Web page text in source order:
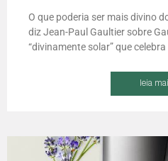
O que poderia ser mais divino
diz Jean-Paul Gaultier sobre
“divinamente solar” que celebra
leia